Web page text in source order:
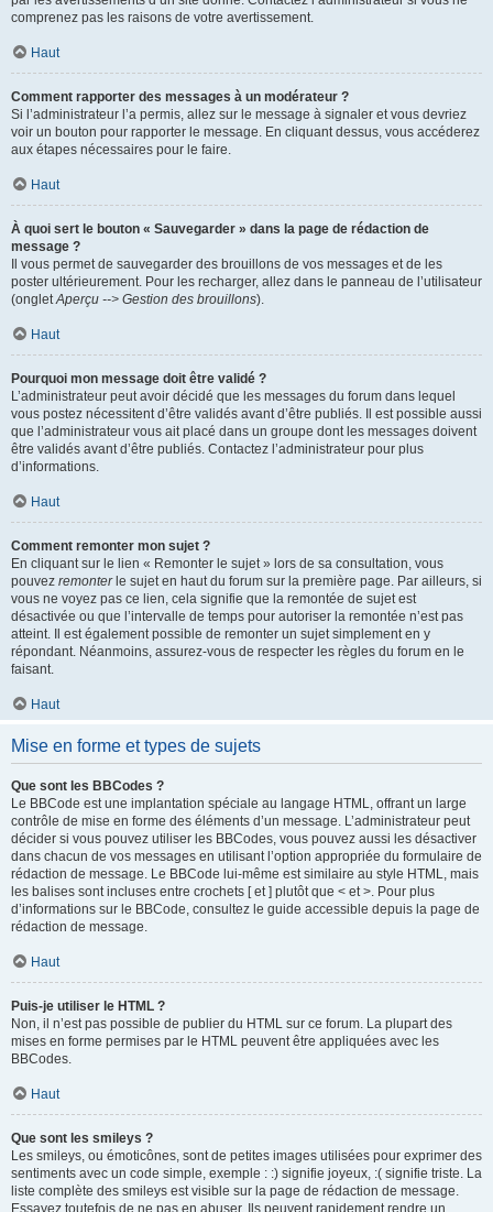
comprenez pas les raisons de votre avertissement.
Haut
Comment rapporter des messages à un modérateur ?
Si l’administrateur l’a permis, allez sur le message à signaler et vous devriez
voir un bouton pour rapporter le message. En cliquant dessus, vous accéderez
aux étapes nécessaires pour le faire.
Haut
À quoi sert le bouton « Sauvegarder » dans la page de rédaction de
message ?
Il vous permet de sauvegarder des brouillons de vos messages et de les
poster ultérieurement. Pour les recharger, allez dans le panneau de l’utilisateur
(ongletAperçu --> Gestion des brouillons).
Haut
Pourquoi mon message doit être validé ?
L’administrateur peut avoir décidé que les messages du forum dans lequel
vous postez nécessitent d’être validés avant d’être publiés. Il est possible aussi
que l’administrateur vous ait placé dans un groupe dont les messages doivent
être validés avant d’être publiés. Contactez l’administrateur pour plus
d’informations.
Haut
Comment remonter mon sujet ?
En cliquant sur le lien « Remonter le sujet » lors de sa consultation, vous
pouvez remonterle sujet en haut du forum sur la première page. Par ailleurs, si
vous ne voyez pas ce lien, cela signifie que la remontée de sujet est
désactivée ou que l’intervalle de temps pour autoriser la remontée n’est pas
atteint. Il est également possible de remonter un sujet simplement en y
répondant. Néanmoins, assurez-vous de respecter les règles du forum en le
faisant.
Haut
Mise en forme et types de sujets
Que sont les BBCodes ?
Le BBCode est une implantation spéciale au langage HTML, offrant un large
contrôle de mise en forme des éléments d’un message. L’administrateur peut
décider si vous pouvez utiliser les BBCodes, vous pouvez aussi les désactiver
dans chacun de vos messages en utilisant l’option appropriée du formulaire de
rédaction de message. Le BBCode lui-même est similaire au style HTML, mais
les balises sont incluses entre crochets [ et ] plutôt que < et >. Pour plus
d’informations sur le BBCode, consultez le guide accessible depuis la page de
rédaction de message.
Haut
Puis-je utiliser le HTML ?
Non, il n’est pas possible de publier du HTML sur ce forum. La plupart des
mises en forme permises par le HTML peuvent être appliquées avec les
BBCodes.
Haut
Que sont les smileys ?
Les smileys, ou émoticônes, sont de petites images utilisées pour exprimer des
sentiments avec un code simple, exemple : :) signifie joyeux, :( signifie triste. La
liste complète des smileys est visible sur la page de rédaction de message.
Essayez toutefois de ne pas en abuser. Ils peuvent rapidement rendre un